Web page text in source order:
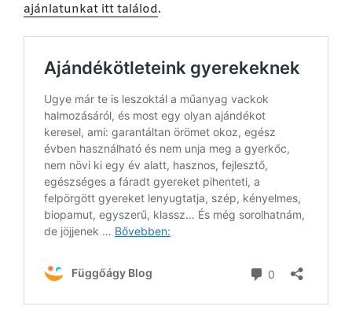
ajánlatunkat itt találod.